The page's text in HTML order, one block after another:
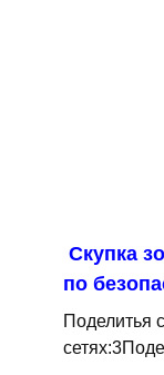
Скупка
по
Поделитья